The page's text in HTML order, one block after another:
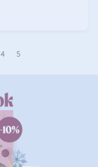
4 5